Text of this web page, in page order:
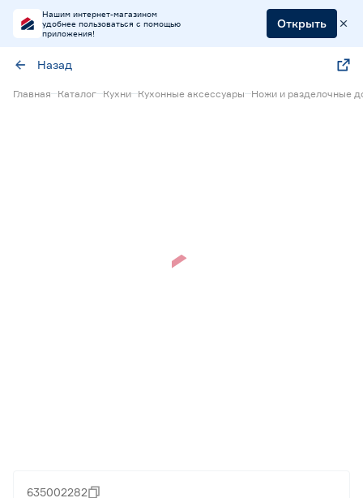
Нашим интернет-магазином
удобнее пользоваться с помощью
приложения!
Открыть
Назад
Главная Каталог Кухни Кухонные аксессуары Ножи и разделочные
635002282